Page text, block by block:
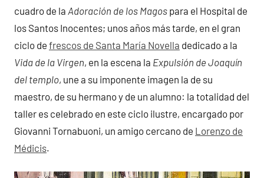
cuadro de la Adoración de los Magos para el Hospital de
los Santos Inocentes; unos años más tarde, en el gran
ciclo de frescos de Santa María Novella dedicado a la
Vida de la Virgen, en la escena la Expulsión de Joaquín
del templo, une a su imponente imagen la de su
maestro, de su hermano y de un alumno: la totalidad del
taller es celebrado en este ciclo ilustre, encargado por
Giovanni Tornabuoni, un amigo cercano de Lorenzo de
Médicis.